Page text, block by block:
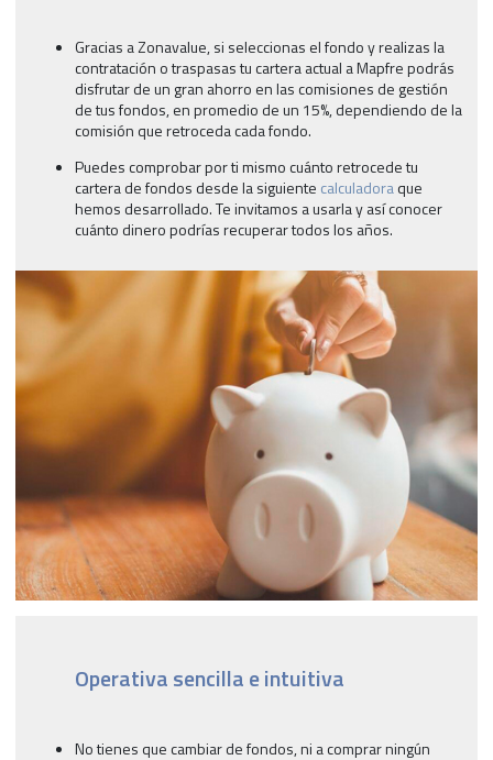
Gracias a Zonavalue, si seleccionas el fondo y realizas la
contratación o traspasas tu cartera actual a Mapfre podrás
disfrutar de un gran ahorro en las comisiones de gestión
de tus fondos, en promedio de un 15%, dependiendo de la
comisión que retroceda cada fondo.
Puedes comprobar por ti mismo cuánto retrocede tu
cartera de fondos desde la siguiente calculadoraque
hemos desarrollado. Te invitamos a usarla y así conocer
cuánto dinero podrías recuperar todos los años.
Operativa sencilla e intuitiva
No tienes que cambiar de fondos, ni a comprar ningún